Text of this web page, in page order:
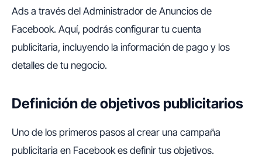
Ads a través del Administrador de Anuncios de
Facebook. Aquí, podrás configurar tu cuenta
publicitaria, incluyendo la información de pago y los
detalles de tu negocio.
Definición de objetivos publicitarios
Uno de los primeros pasos al crear una campaña
publicitaria en Facebook es definir tus objetivos.